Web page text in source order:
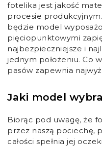
fotelika jest jakość
procesie
będzie model
pięciopunktowymi
najbezpieczniejsze i
jednym położeniu. Co
pasów zapewnia
Jaki model
Biorąc pod uwagę, że
przez naszą pociechę,
całości spełnia jej